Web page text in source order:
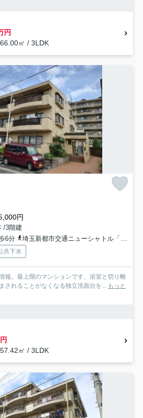
円
㎡ / 3LDK
円
/3階建
6分
埼玉新都市交通ニューシャトル「加茂宮」駅 徒歩10分
共下水
報。最上階のマンションです。浴室と切り離
されることがなくなる独立洗面台を... もっと
㎡ / 3LDK